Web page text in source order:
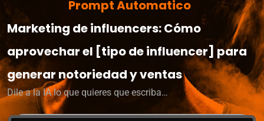
Prompt Automatico
Marketing de influencers: Cómo
aprovechar el [tipo de influencer] para
generar notoriedad y ventas
Dile a la IA lo que quieres que escriba…